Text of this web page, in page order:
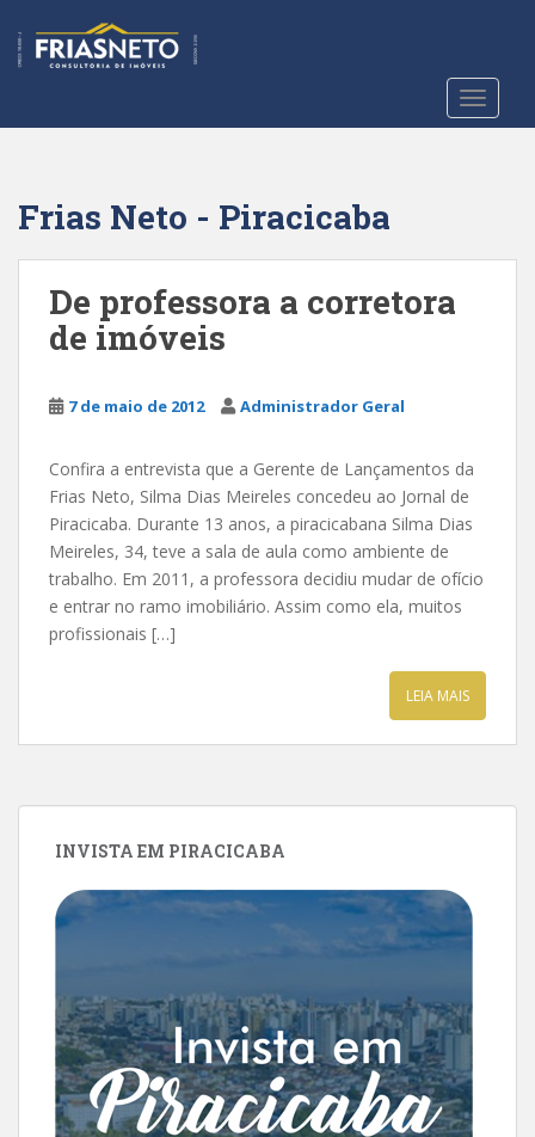
t
Frias Neto - Piracicaba
De professora a corretora
de imóveis
7 de maio de 2012 Administrador Geral
Confira a entrevista que a Gerente de Lançamentos da
Frias Neto, Silma Dias Meireles concedeu ao Jornal de
Piracicaba. Durante 13 anos, a piracicabana Silma Dias
Meireles, 34, teve a sala de aula como ambiente de
trabalho. Em 2011, a professora decidiu mudar de ofício
e entrar no ramo imobiliário. Assim como ela, muitos
profissionais […]
LEIA MAIS
INVISTA EM PIRACICABA